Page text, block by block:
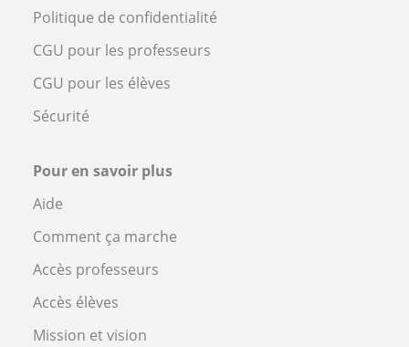
Politique de confidentialité
CGU pour les professeurs
CGU pour les élèves
Sécurité
Pour en savoir plus
Aide
Comment ça marche
Accès professeurs
Accès élèves
Mission et vision